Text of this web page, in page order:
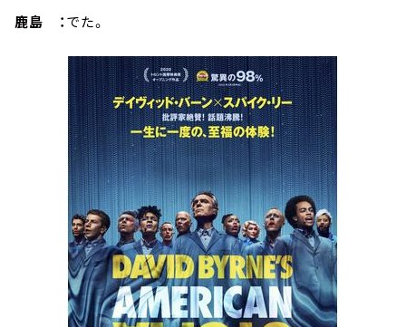
鹿島 ：でた。